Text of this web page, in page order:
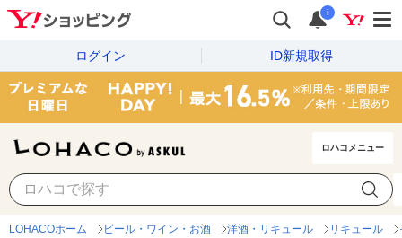
i
ログイン ID新規取得
ロハコメニュー
LOHACOホーム ビール・ワイン・お酒 洋酒・リキュール リキュール